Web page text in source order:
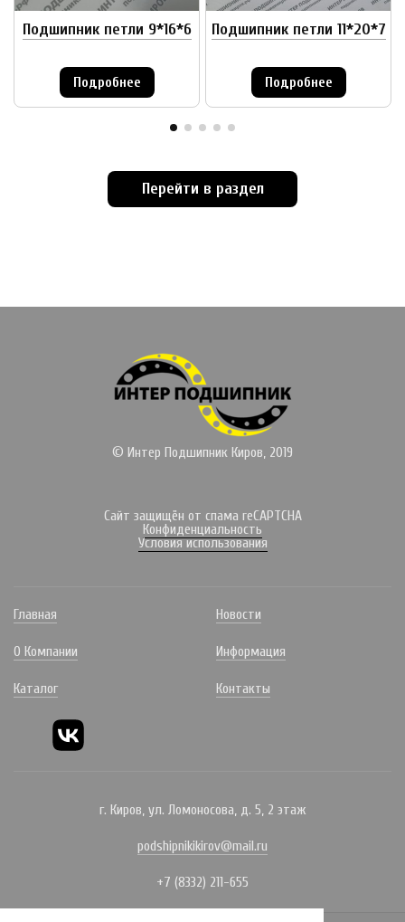
Подшипник петли 9*16*6
Подробнее
Подшипник петли 11*20*7
Подробнее
Перейти в раздел
© Интер Подшипник Киров, 2019
Сайт защищён от спама reCAPTCHA
Конфиденциальность
Условия использования
Главная
О Компании
Каталог
Новости
Информация
Контакты
г. Киров, ул. Ломоносова, д. 5, 2 этаж
podshipnikikirov@mail.ru
+7 (8332) 211-655